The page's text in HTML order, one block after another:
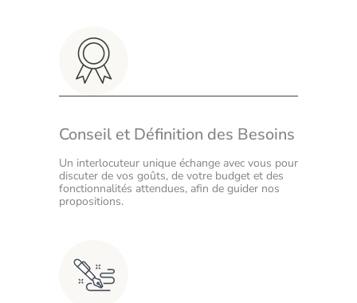
Conseil et Définition des Besoins
Un interlocuteur unique échange avec vous pour
discuter de vos goûts, de votre budget et des
fonctionnalités attendues, afin de guider nos
propositions.